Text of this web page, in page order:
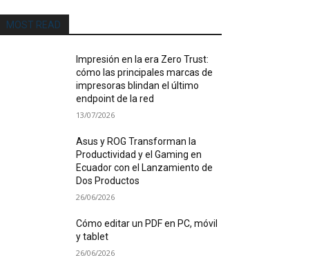
MOST READ
Impresión en la era Zero Trust:
cómo las principales marcas de
impresoras blindan el último
endpoint de la red
13/07/2026
Asus y ROG Transforman la
Productividad y el Gaming en
Ecuador con el Lanzamiento de
Dos Productos
26/06/2026
Cómo editar un PDF en PC, móvil
y tablet
26/06/2026